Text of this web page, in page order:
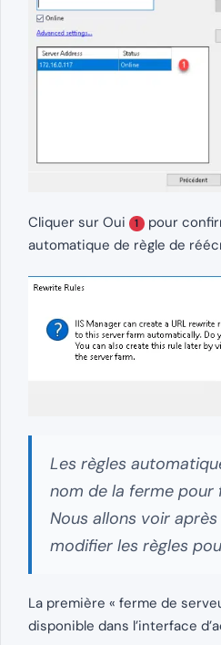
Cliquer sur Oui 1 pour
automatique de règle de
Les règles
nom de la ferme pour
Nous allons voir
modifier les règles
La première « ferme de
disponible dans l’interface